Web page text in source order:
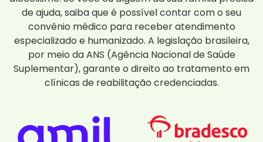
de ajuda, saiba que é possível contar com o seu
convênio médico para receber atendimento
especializado e humanizado. A legislação brasileira,
por meio da ANS (Agência Nacional de Saúde
Suplementar), garante o direito ao tratamento em
clínicas de reabilitação credenciadas.